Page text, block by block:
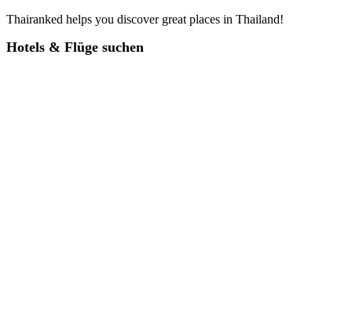
Thairanked helps you discover great places in Thailand!
Hotels & Flüge suchen